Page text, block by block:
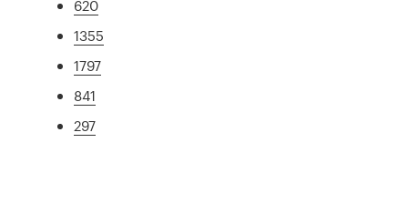
620
1355
1797
841
297